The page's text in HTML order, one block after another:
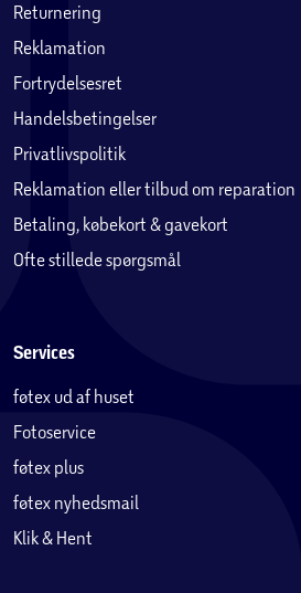
Returnering
Reklamation
Fortrydelsesret
Handelsbetingelser
Privatlivspolitik
Reklamation eller tilbud om reparation
Betaling, købekort & gavekort
Ofte stillede spørgsmål
Services
føtex ud af huset
Fotoservice
føtex plus
føtex nyhedsmail
Klik & Hent